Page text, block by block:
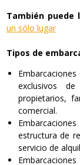
También puede
un sólo lugar
Tipos de
exclusivos
propietarios,
comercial.
estructura de
servicio de